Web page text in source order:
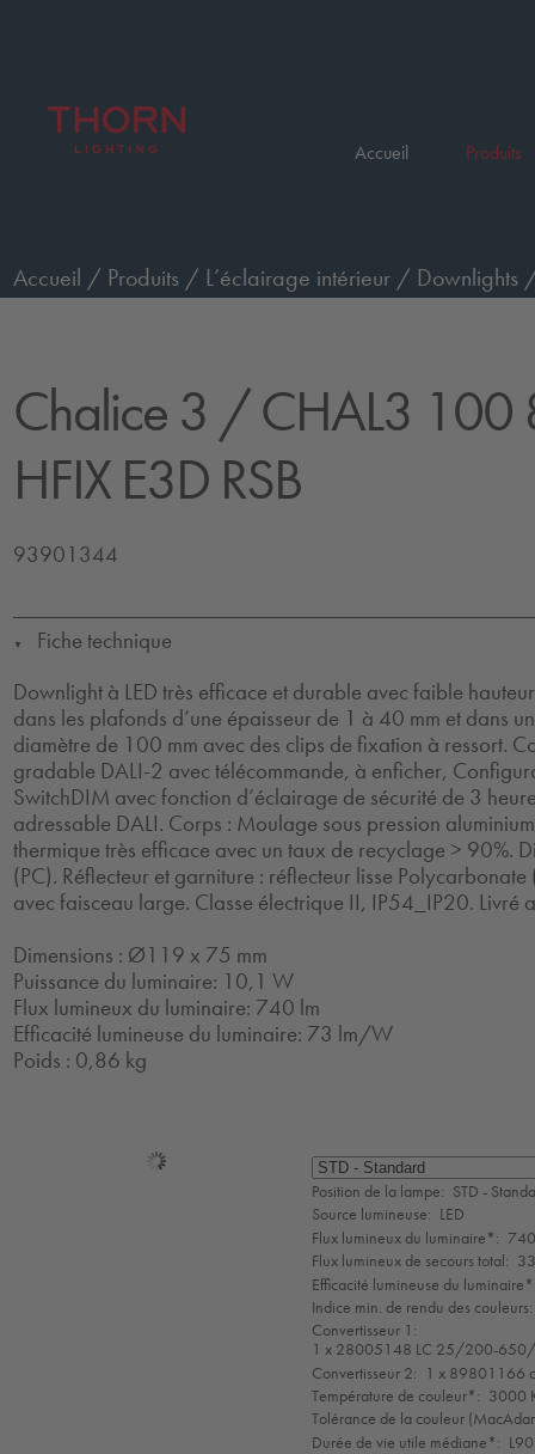
Accueil Produits
Accueil / Produits / L’éclairage intérieur / Downlights
Chalice 3 / CHAL3 100
HFIX E3D RSB
93901344
▼
Fiche technique
Downlight à LED très efficace et durable avec faible
dans les plafonds d’une épaisseur de 1 à 40 mm et dans
diamètre de 100 mm avec des clips de fixation à ressort.
gradable DALI-2 avec télécommande, à enficher,
SwitchDIM avec fonction d’éclairage de sécurité de 3
adressable DALI. Corps : Moulage sous pression
thermique très efficace avec un taux de recyclage > 90%.
(PC). Réflecteur et garniture : réflecteur lisse
avec faisceau large. Classe électrique II, IP54_IP20. Livré
Dimensions : Ø119 x 75 mm
Puissance du luminaire: 10,1 W
Flux lumineux du luminaire: 740 lm
Efficacité lumineuse du luminaire: 73 lm/W
Poids : 0,86 kg
Sélection
de
mode
Position de la lampe: STD -
Source lumineuse: LED
Flux lumineux du luminaire*:
Flux lumineux de secours total:
Efficacité lumineuse du
Indice min. de rendu des couleurs:
Convertisseur 1:
1 x 28005148 LC 25/200-650/
Convertisseur 2: 1 x 89801166
Température de couleur*: 3000
Tolérance de la couleur
Durée de vie utile médiane*: